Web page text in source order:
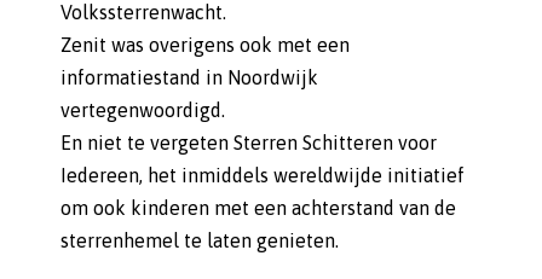
Volkssterrenwacht.
Zenit was overigens ook met een
informatiestand in Noordwijk
vertegenwoordigd.
En niet te vergeten Sterren Schitteren voor
Iedereen, het inmiddels wereldwijde initiatief
om ook kinderen met een achterstand van de
sterrenhemel te laten genieten.